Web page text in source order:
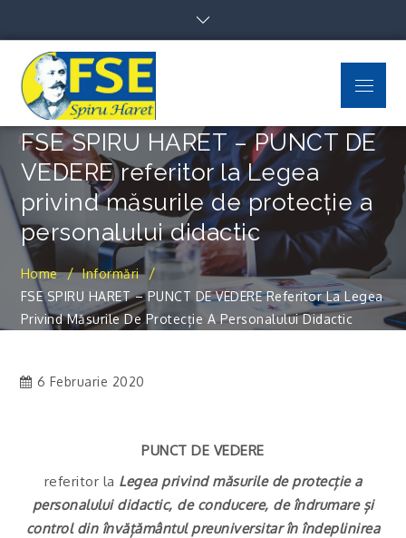
content
FSE Spiru Haret
Menu
FSE SPIRU HARET – PUNCT DE
VEDERE referitor la Legea
privind măsurile de protecție a
personalului didactic
Home
Informări
FSE SPIRU HARET – PUNCT DE VEDERE Referitor La Legea
Privind Măsurile De Protecție A Personalului Didactic
6 Februarie 2020
PUNCT DE VEDERE
referitor la Legea privind măsurile de protecție a
personalului didactic, de conducere, de îndrumare și
control din învățământul preuniversitar în îndeplinirea